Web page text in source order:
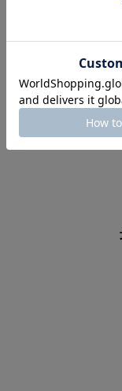
マーリン クォー